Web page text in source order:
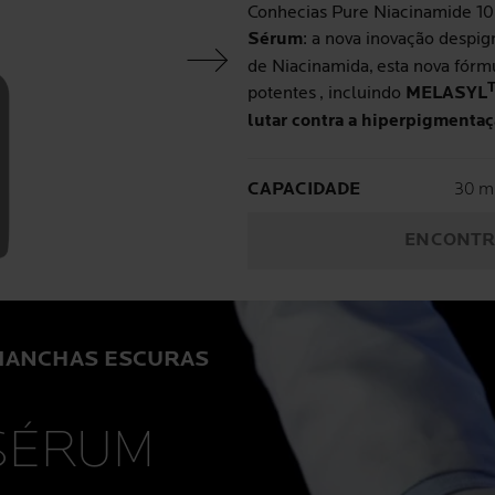
Painel seguinte
Conhecias Pure Niacinamide
Sérum: a nova inovação
de Niacinamida, esta nova
potentes , incluindo MELASYL
lutar contra a
CAPACIDADE 30
ESCURAS